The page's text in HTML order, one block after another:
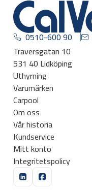
0510-600 90
Traversgatan 10
531 40 Lidköping
Uthyrning
Varumärken
Carpool
Om oss
Vår historia
Kundservice
Mitt konto
Integritetspolicy